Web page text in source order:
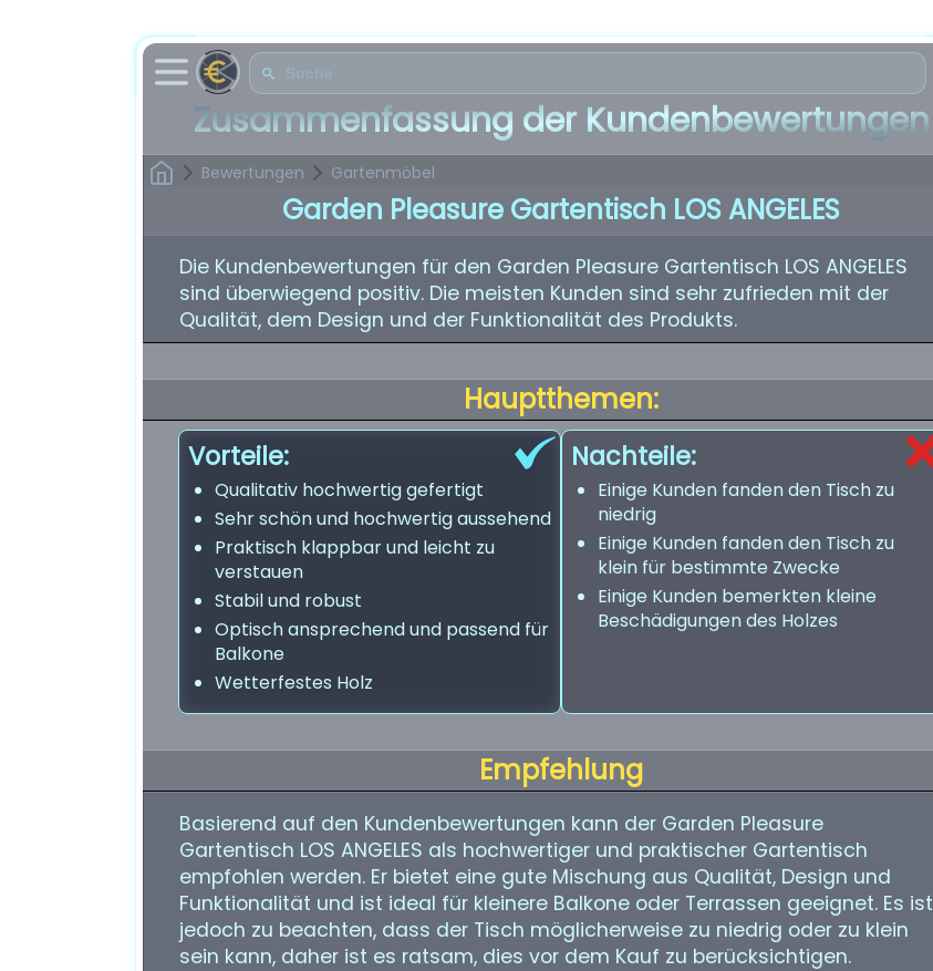
Zusammenfassung der Kundenbewertungen
Bewertungen Gartenmöbel
Garden Pleasure Gartentisch LOS ANGELES
Die Kundenbewertungen für den Garden Pleasure Gartentisch LOS ANGELES
sind überwiegend positiv. Die meisten Kunden sind sehr zufrieden mit der
Qualität, dem Design und der Funktionalität des Produkts.
Hauptthemen:
Vorteile:
Qualitativ hochwertig gefertigt
Sehr schön und hochwertig aussehend
Praktisch klappbar und leicht zu
verstauen
Stabil und robust
Optisch ansprechend und passend für
Balkone
Wetterfestes Holz
Nachteile:
Einige Kunden fanden den Tisch zu
niedrig
Einige Kunden fanden den Tisch zu
klein für bestimmte Zwecke
Einige Kunden bemerkten kleine
Beschädigungen des Holzes
Empfehlung
Basierend auf den Kundenbewertungen kann der Garden Pleasure
Gartentisch LOS ANGELES als hochwertiger und praktischer Gartentisch
empfohlen werden. Er bietet eine gute Mischung aus Qualität, Design und
Funktionalität und ist ideal für kleinere Balkone oder Terrassen geeignet. Es ist
jedoch zu beachten, dass der Tisch möglicherweise zu niedrig oder zu klein
sein kann, daher ist es ratsam, dies vor dem Kauf zu berücksichtigen.